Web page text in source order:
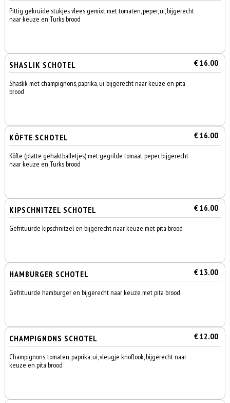
Pittig gekruide stukjes vlees gemixt met tomaten, peper, ui, bijgerecht
naar keuze en Turks brood
SHASLIK SCHOTEL € 16.00
Shaslik met champignons, paprika, ui, bijgerecht naar keuze en pita
brood
KÖFTE SCHOTEL € 16.00
Köfte (platte gehaktballetjes) met gegrilde tomaat, peper, bijgerecht
naar keuze en Turks brood
KIPSCHNITZEL SCHOTEL € 16.00
Gefrituurde kipschnitzel en bijgerecht naar keuze met pita brood
HAMBURGER SCHOTEL € 13.00
Gefrituurde hamburger en bijgerecht naar keuze met pita brood
CHAMPIGNONS SCHOTEL € 12.00
Champignons, tomaten, paprika, ui, vleugje knoflook, bijgerecht naar
keuze en pita brood